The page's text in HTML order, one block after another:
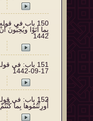
150 ‌‌باب في
1442
151 ‌‌باب: في
17-09-1442
152 ‌‌باب: في
أُورِثْتُمُوها بِما كُنْتُمْ